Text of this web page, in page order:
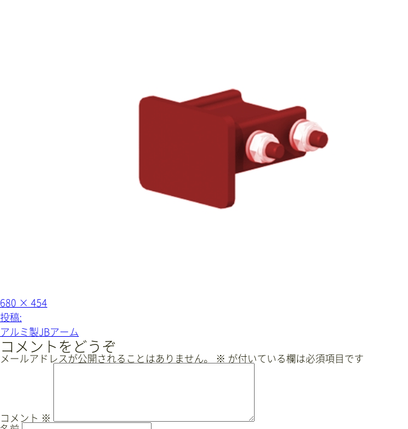
フ
ル
サ
イ
ズ
680 × 454
投
稿
ナ
ビ
ョ
投稿:
アルミ製JBアーム
コメントをどうぞ
メールアドレスが公開されることはありません。 ※ が付いている欄は必須項目です
コメント ※